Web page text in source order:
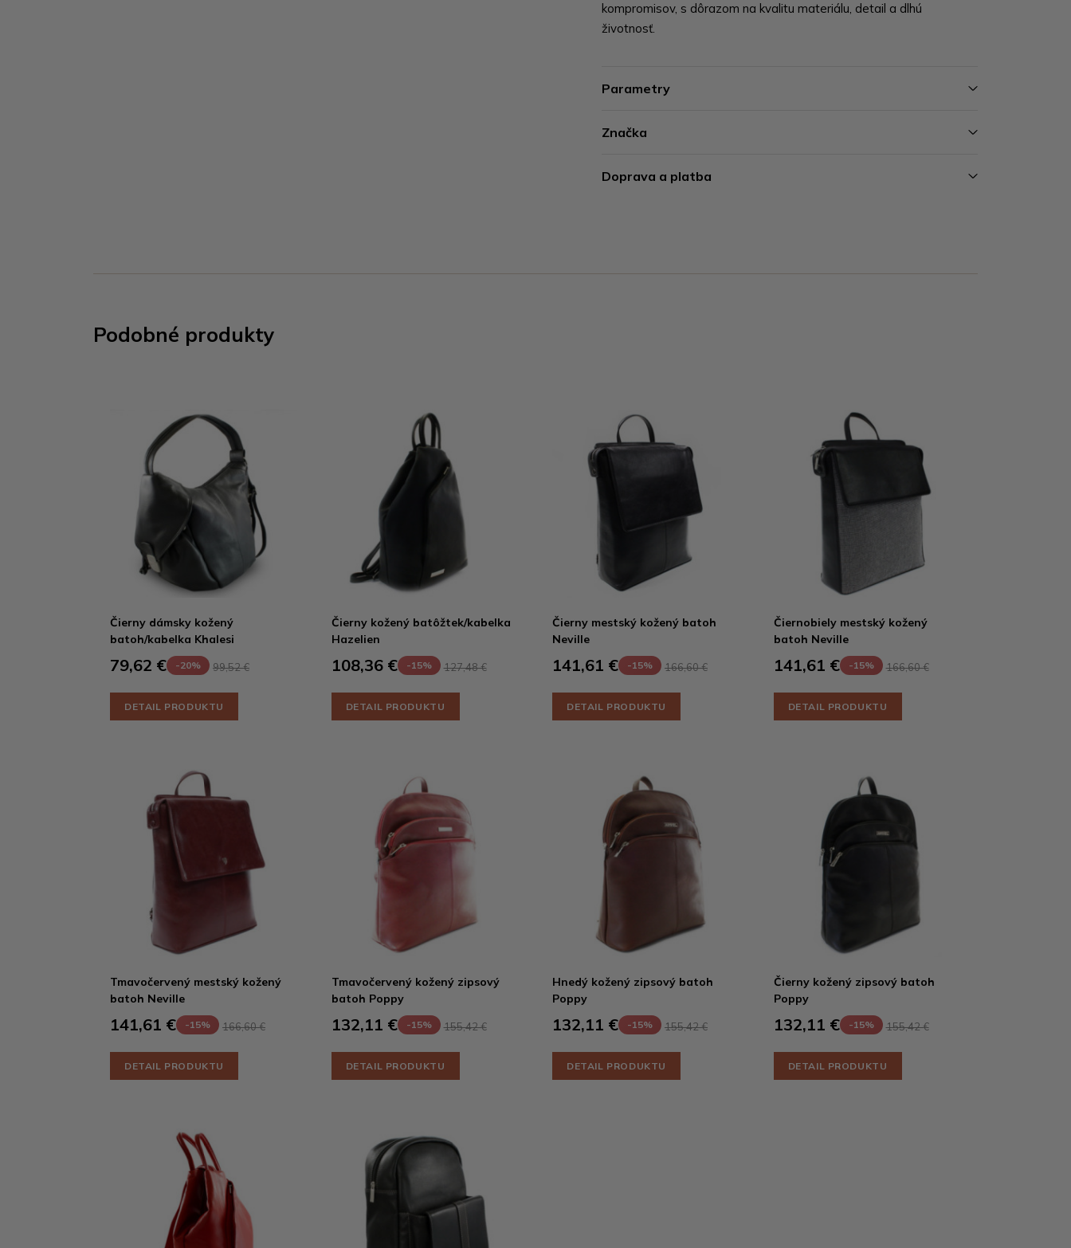
kompromisov, s dôrazom na kvalitu materiálu, detail a dlhú
životnosť.
Parametry
Značka
Doprava a platba
Podobné produkty
Čierny dámsky kožený
batoh/kabelka Khalesi
79,62 € -20% 99,52 €
DETAIL PRODUKTU
Čierny kožený batôžtek/kabelka
Hazelien
108,36 € -15% 127,48 €
DETAIL PRODUKTU
Čierny mestský kožený batoh
Neville
141,61 € -15% 166,60 €
DETAIL PRODUKTU
Čiernobiely mestský kožený
batoh Neville
141,61 € -15% 166,60 €
DETAIL PRODUKTU
Tmavočervený mestský kožený
batoh Neville
141,61 € -15% 166,60 €
DETAIL PRODUKTU
Tmavočervený kožený zipsový
batoh Poppy
132,11 € -15% 155,42 €
DETAIL PRODUKTU
Hnedý kožený zipsový batoh
Poppy
132,11 € -15% 155,42 €
DETAIL PRODUKTU
Čierny kožený zipsový batoh
Poppy
132,11 € -15% 155,42 €
DETAIL PRODUKTU